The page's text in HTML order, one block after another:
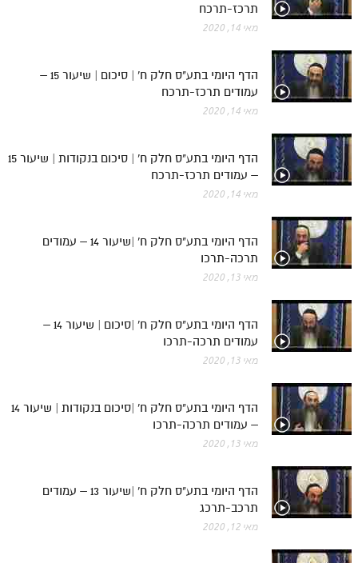
תרכז-תרכח
מאי 14, 2020
הדף היומי בתע"ס חלק ח' | סיכום | שיעור 15 –
עמודים תרכז-תרכח
מאי 14, 2020
הדף היומי בתע"ס חלק ח' | סיכום בנקודות | שיעור 15
– עמודים תרכז-תרכח
מאי 14, 2020
הדף היומי בתע"ס חלק ח' |שיעור 14 – עמודים
תרכה-תרכו
מאי 13, 2020
הדף היומי בתע"ס חלק ח' |סיכום | שיעור 14 –
עמודים תרכה-תרכו
מאי 13, 2020
הדף היומי בתע"ס חלק ח' |סיכום בנקודות | שיעור 14
– עמודים תרכה-תרכו
מאי 13, 2020
הדף היומי בתע"ס חלק ח' |שיעור 13 – עמודים
תרכב-תרכג
מאי 12, 2020